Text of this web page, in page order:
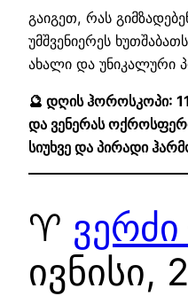
გაიგეთ, რას
უმშვენიერეს
ახალი და უნიკალური
🔮 დღის ჰოროსკოპი:
და ვენერას ოქროსფერი
სიუხვე და პირადი
♈ ვერძი
ივნისი,